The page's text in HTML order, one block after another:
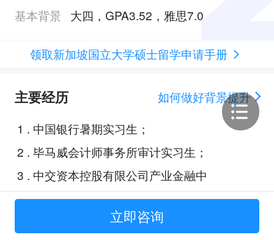
基本背景
大四，GPA3.52，雅思7.0
领取新加坡国立大学硕士留学申请手册
主要经历
如何做好背景提升
1 . 中国银行暑期实习生；
2 . 毕马威会计师事务所审计实习生；
3 . 中交资本控股有限公司产业金融中
心研究员；
Banco Santander, S.A. Beijing Br
立即咨询